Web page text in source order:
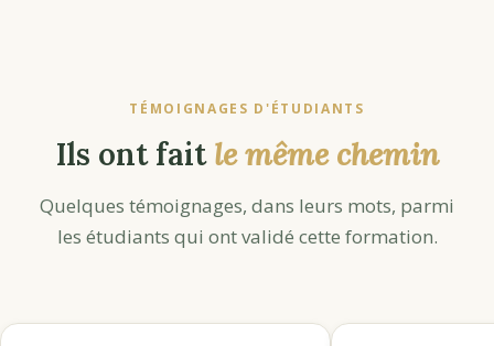
TÉMOIGNAGES D'ÉTUDIANTS
Ils ont faitle même chemin
Quelques témoignages, dans leurs mots, parmi
les étudiants qui ont validé cette formation.